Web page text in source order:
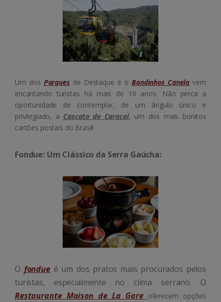
Um dos Parques de Destaque é oBondinhos Canela vem
encantando turistas há mais de 10 anos.
Não perca a
oportunidade de contemplar, de um ângulo único e
privilegiado, a Cascata do Caracol, um dos mais bonitos
cartões postais do Brasil!
Fondue: Um Clássico da Serra Gaúcha:
O fondueé um dos pratos mais procurados pelos
turistas, especialmente no clima serrano. O
Restaurante Maison de La Gare oferecem opções